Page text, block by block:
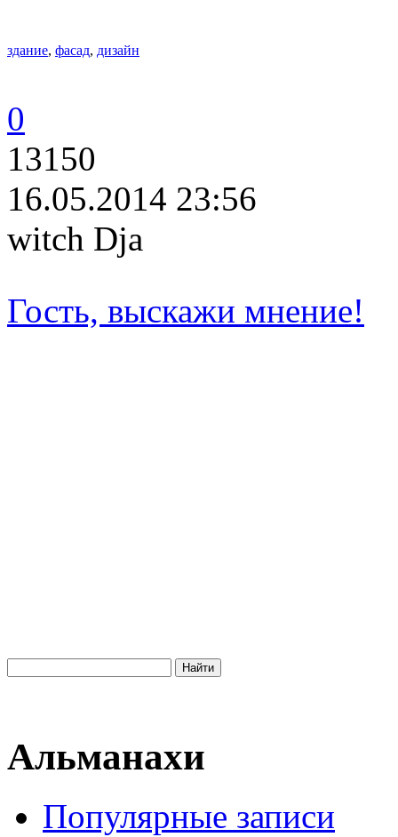
здание, фасад, дизайн
0
13150
16.05.2014 23:56
witch Dja
Гость, выскажи мнение!
Альманахи
Популярные записи